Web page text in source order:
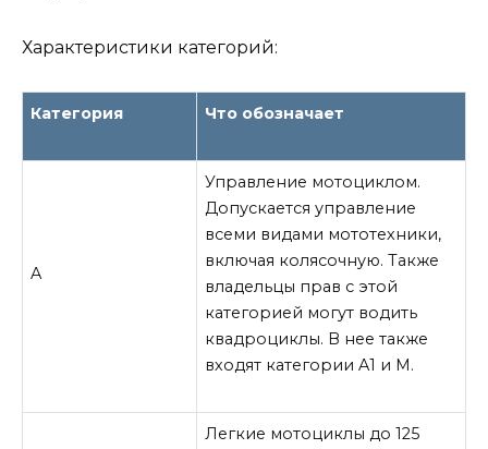
Характеристики категорий:
Категория Что обозначает
A
Управление мотоциклом.
Допускается управление
всеми видами мототехники,
включая колясочную. Также
владельцы прав с этой
категорией могут водить
квадроциклы. В нее также
входят категорииA1 и M .
Легкие мотоциклы до 125